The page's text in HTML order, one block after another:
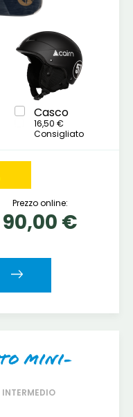
Casco
16,50 €
Consigliato
Prezzo online:
90,00 €
Mini-